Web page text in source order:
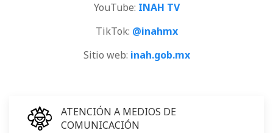
YouTube: INAH TV
TikTok: @inahmx
Sitio web: inah.gob.mx
ATENCIÓN A MEDIOS DE
COMUNICACIÓN